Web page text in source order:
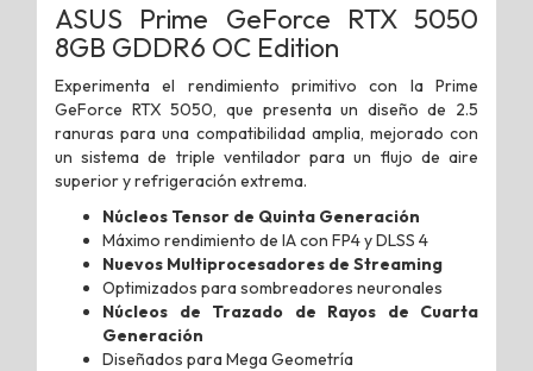
ASUS Prime GeForce RTX 5050
8GB GDDR6 OC Edition
Experimenta el rendimiento primitivo con la Prime
GeForce RTX 5050, que presenta un diseño de 2.5
ranuras para una compatibilidad amplia, mejorado con
un sistema de triple ventilador para un flujo de aire
superior y refrigeración extrema.
Núcleos Tensor de Quinta Generación
Máximo rendimiento de IA con FP4 y DLSS 4
Nuevos Multiprocesadores de Streaming
Optimizados para sombreadores neuronales
Núcleos de Trazado de Rayos de Cuarta
Generación
Diseñados para Mega Geometría